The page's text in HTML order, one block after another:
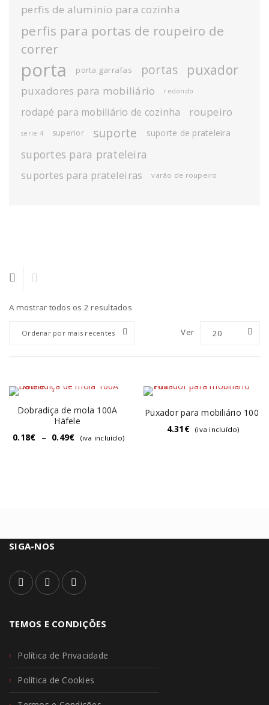
perfis de aluminio para cozinha
perfis para portas de roupeiro de
correr
porta porta garrafas portas puxador
puxadores para mobiliário redondo
rodapé para mobiliário de cozinha roupeiro
serie 4 superior suporte suporte de prateleira
suportes para prateleira
suportes para prateleiras varão de roupeiro
A mostrar todos os 2 resultados
Ordenar por mais recentes Ver 20
Dobradiça de mola 100A
Häfele
0.18€ – 0.49€ (iva incluído)
Puxador para mobiliário 100
4.31€ (iva incluído)
SIGA-NOS
TEMOS E CONDIÇÕES
Política de Privacidade
Política de Cookies